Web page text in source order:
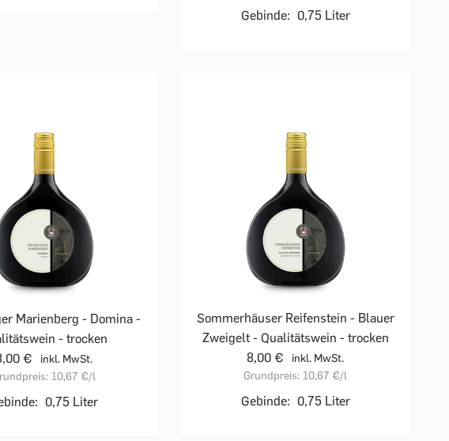
Gebinde: 0,75 Liter
Marienberg - Domina -
- trocken
€
inkl. MwSt.
10,67 €/l
0,75 Liter
Sommerhäuser Reifenstein - Blauer
Zweigelt - Qualitätswein - trocken
8,00 €
inkl. MwSt.
Grundpreis: 10,67 €/l
Gebinde: 0,75 Liter